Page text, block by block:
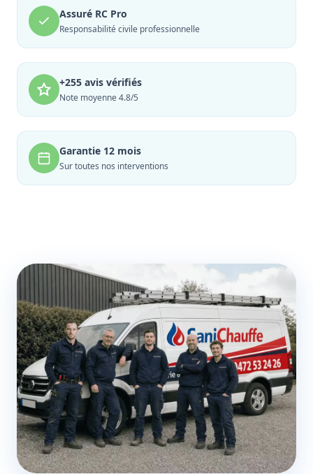
Assuré RC Pro
Responsabilité civile professionnelle
+255 avis vérifiés
Note moyenne 4.8/5
Garantie 12 mois
Sur toutes nos interventions